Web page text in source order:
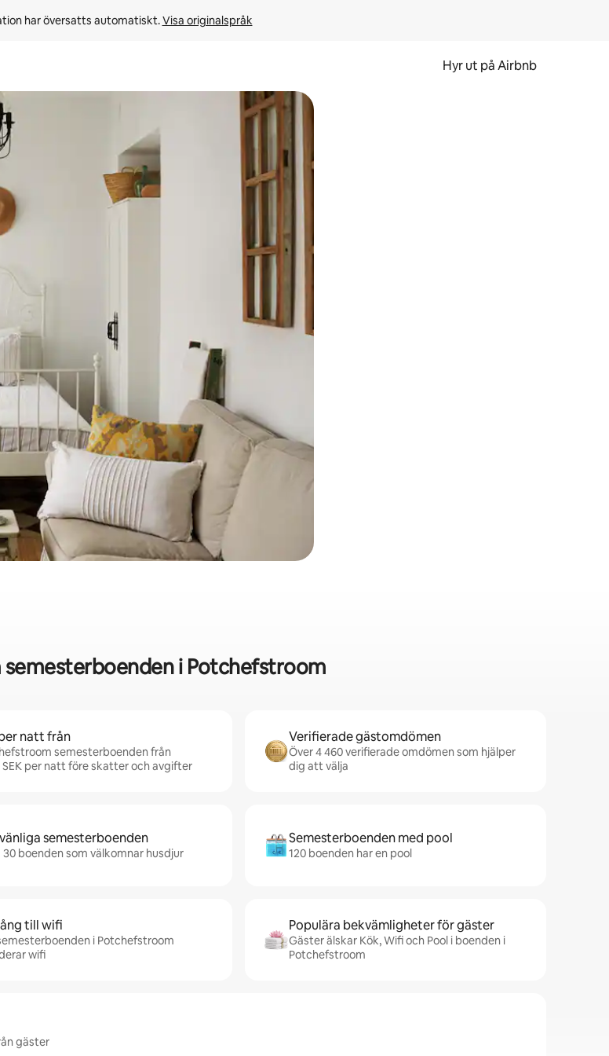
har översatts automatiskt. Visa originalspråk
Hyr ut på Airbnb
eller utforska genom att trycka eller svepa.
i Potchefstroom
natt från
semesterboenden från
SEK per natt före skatter och avgifter
Verifierade gästomdömen
Över 4 460 verifierade omdömen som hjälper
dig att välja
semesterboenden
boenden som välkomnar husdjur
Semesterboenden med pool
120 boenden har en pool
till wifi
i Potchefstroom
wifi
Populära bekvämligheter för gäster
Gäster älskar Kök, Wifi och Pool i boenden i
Potchefstroom
gäster